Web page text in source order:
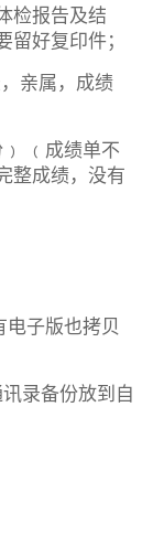
检报告及结
好复印件；
亲属，成绩
﹙成绩单不
整成绩，没有
子版也拷贝
录备份放到自